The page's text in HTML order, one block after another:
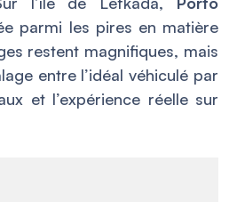
parmi les pires en matière
restent magnifiques, mais
entre l’idéal véhiculé par
et l’expérience réelle sur